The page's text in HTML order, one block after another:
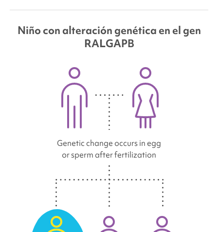
Niño con alteración genética en el gen
RALGAPB
Genetic change occurs in egg
or sperm after fertilization